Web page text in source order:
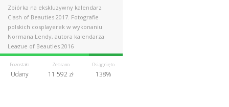
Zbiórka na ekskluzywny kalendarz
Clash of Beauties 2017. Fotografie
polskich cosplayerek w wykonaniu
Normana Lendy, autora kalendarza
League of Beauties 2016
Pozostało
Udany
Zebrano
11 592 zł
Osiągnięto
138%